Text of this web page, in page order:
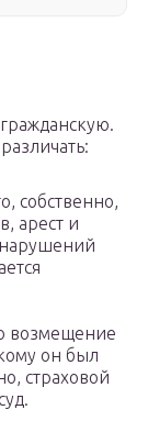
собственно,
арест и
возмещение
он был
страховой